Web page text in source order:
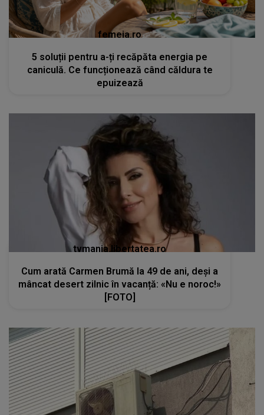
femeia.ro
5 soluții pentru a-ți recăpăta energia pe
caniculă. Ce funcționează când căldura te
epuizează
tvmania.libertatea.ro
Cum arată Carmen Brumă la 49 de ani, deși a
mâncat desert zilnic în vacanță: «Nu e noroc!»
[FOTO]